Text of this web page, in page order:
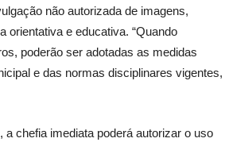
não autorizada de imagens,
orientativa e educativa. “Quando
poderão ser adotadas as medidas
e das normas disciplinares vigentes,
chefia imediata poderá autorizar o uso